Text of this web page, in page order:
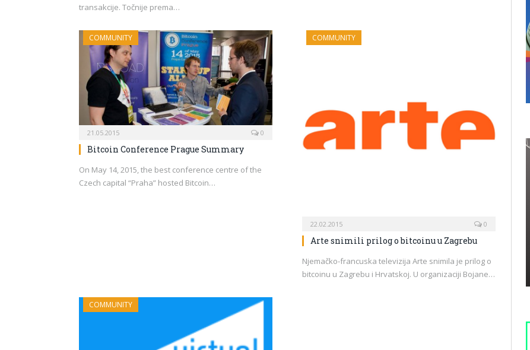
transakcije. Točnije prema…
COMMUNITY
21.05.2015 0
Bitcoin Conference Prague Summary
On May 14, 2015, the best conference centre of the
Czech capital “Praha” hosted Bitcoin…
COMMUNITY
22.02.2015 0
Arte snimili prilog o bitcoinu u Zagrebu
Njemačko-francuska televizija Arte snimila je prilog o
bitcoinu u Zagrebu i Hrvatskoj. U organizaciji Bojane…
COMMUNITY